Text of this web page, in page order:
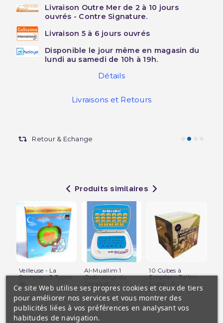
Livraison Outre Mer de 2 à 10 jours
ouvrés - Contre Signature.
Livraison 5 à 6 jours ouvrés
Disponible le jour même en magasin du
lundi au samedi de 10h à 19h.
Détails
Livraisons et Retours
Retour & Echange
Produits similaires
Veilleuse - La
Pomme - 3 Types
Al-Muallim 1
Ordinateur du
10 Cubes à
Empiler - Ta'lim
Ce site Web utilise ses propres cookies et ceux de tiers
pour améliorer nos services et vous montrer des
publicités liées à vos préférences en analysant vos
habitudes de navigation.